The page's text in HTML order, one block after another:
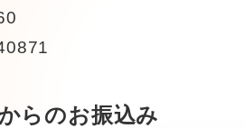
らのお振込み